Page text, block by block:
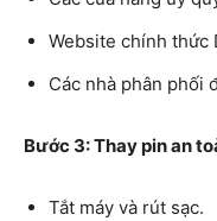
Website chính thức
Các nhà phân phối
Bước 3: Thay pin an
Tắt máy và rút sạc.